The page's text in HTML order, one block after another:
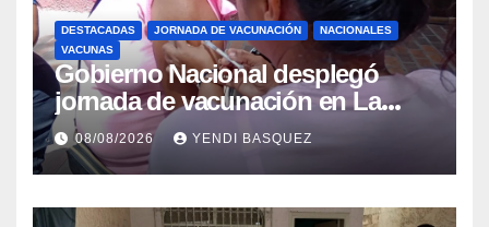
DESTACADAS JORNADA DE VACUNACIÓN
NACIONALES
VACUNAS
Gobierno Nacional desplegó
jornada de vacunación en La
Guaira para garantizar protección
epidemiológica
08/08/2026 YENDI BASQUEZ